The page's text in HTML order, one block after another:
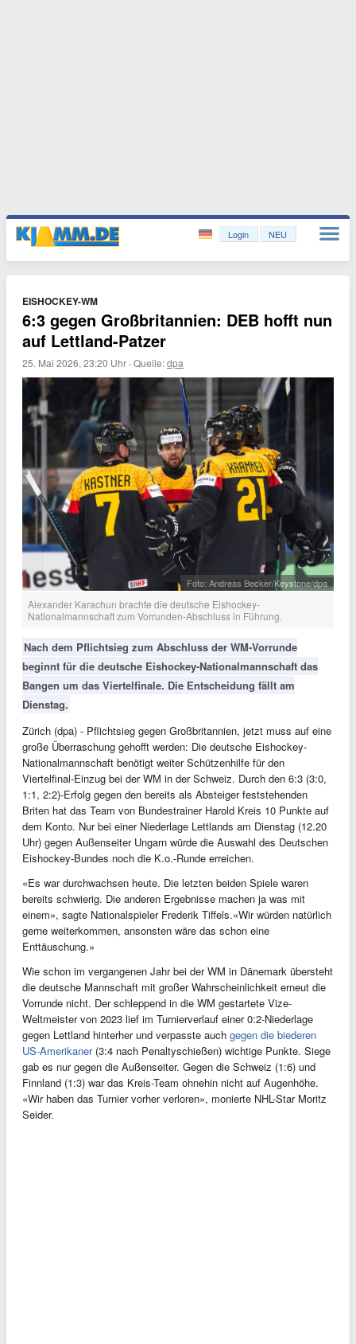
Login NEU
EISHOCKEY-WM
6:3 gegen Großbritannien: DEB hofft nun
auf Lettland-Patzer
25. Mai 2026, 23:20 Uhr ·Quelle:dpa
Foto: Andreas Becker/Keystone/dpa
Alexander Karachun brachte die deutsche Eishockey-
Nationalmannschaft zum Vorrunden-Abschluss in Führung.
Nach dem Pflichtsieg zum Abschluss der WM-Vorrunde
beginnt für die deutsche Eishockey-Nationalmannschaft das
Bangen um das Viertelfinale. Die Entscheidung fällt am
Dienstag.
Zürich (dpa) - Pflichtsieg gegen Großbritannien, jetzt muss auf eine
große Überraschung gehofft werden: Die deutsche Eishockey-
Nationalmannschaft benötigt weiter Schützenhilfe für den
Viertelfinal-Einzug bei der WM in der Schweiz. Durch den 6:3 (3:0,
1:1, 2:2)-Erfolg gegen den bereits als Absteiger feststehenden
Briten hat das Team von Bundestrainer Harold Kreis 10 Punkte auf
dem Konto. Nur bei einer Niederlage Lettlands am Dienstag (12.20
Uhr) gegen Außenseiter Ungarn würde die Auswahl des Deutschen
Eishockey-Bundes noch die K.o.-Runde erreichen.
«Es war durchwachsen heute. Die letzten beiden Spiele waren
bereits schwierig. Die anderen Ergebnisse machen ja was mit
einem», sagte Nationalspieler Frederik Tiffels.«Wir würden natürlich
gerne weiterkommen, ansonsten wäre das schon eine
Enttäuschung.»
Wie schon im vergangenen Jahr bei der WM in Dänemark übersteht
die deutsche Mannschaft mit großer Wahrscheinlichkeit erneut die
Vorrunde nicht. Der schleppend in die WM gestartete Vize-
Weltmeister von 2023 lief im Turnierverlauf einer 0:2-Niederlage
gegen Lettland hinterher und verpasste auch gegen die biederen
US-Amerikaner(3:4 nach Penaltyschießen) wichtige Punkte. Siege
gab es nur gegen die Außenseiter. Gegen die Schweiz (1:6) und
Finnland (1:3) war das Kreis-Team ohnehin nicht auf Augenhöhe.
«Wir haben das Turnier vorher verloren», monierte NHL-Star Moritz
Seider.